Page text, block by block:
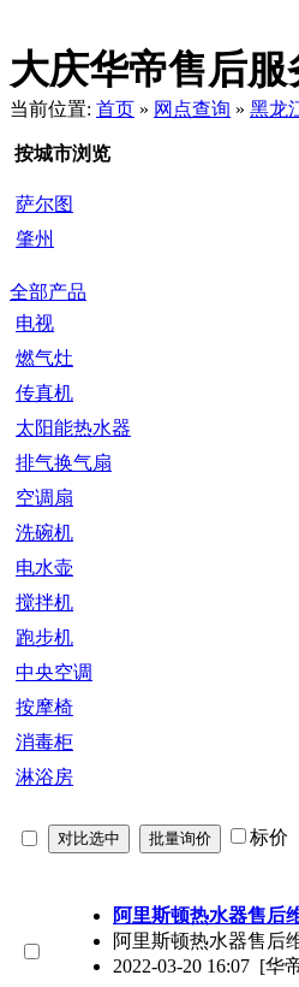
大庆华帝售后服
当前位置: 首页 » 网点查询 » 黑龙
按城市浏览
萨尔图
肇州
全部产品
电视
燃气灶
传真机
太阳能热水器
排气换气扇
空调扇
洗碗机
电水壶
搅拌机
跑步机
中央空调
按摩椅
消毒柜
淋浴房
标价
阿里斯顿热水器售后
阿里斯顿热水器售后
2022-03-20 16:07 [华